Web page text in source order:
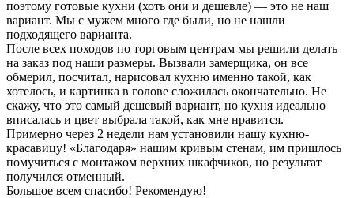
поэтому готовые кухни (хоть они и дешевле) — это не наш
вариант. Мы с мужем много где были, но не нашли
подходящего варианта.
После всех походов по торговым центрам мы решили делать
на заказ под наши размеры. Вызвали замерщика, он все
обмерил, посчитал, нарисовал кухню именно такой, как
хотелось, и картинка в голове сложилась окончательно. Не
скажу, что это самый дешевый вариант, но кухня идеально
вписалась и цвет выбрала такой, как мне нравится.
Примерно через 2 недели нам установили нашу кухню-
красавицу! «Благодаря» нашим кривым стенам, им пришлось
помучиться с монтажом верхних шкафчиков, но результат
получился отменный.
Большое всем спасибо! Рекомендую!